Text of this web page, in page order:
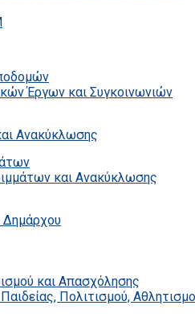
Έργων και Συγκοινωνιών
Ανακύκλωσης
και Ανακύκλωσης
Δημάρχου
και Απασχόλησης
Πολιτισμού,